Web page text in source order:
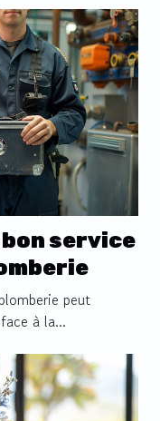
service
peut
à la...